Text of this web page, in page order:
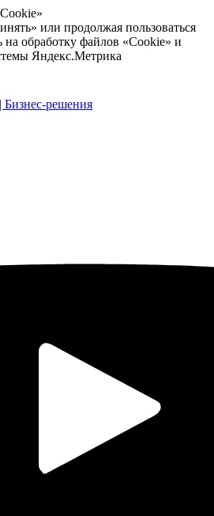
или продолжая пользоваться
на обработку файлов «Cookie» и
Яндекс.Метрика
Бизнес-решения